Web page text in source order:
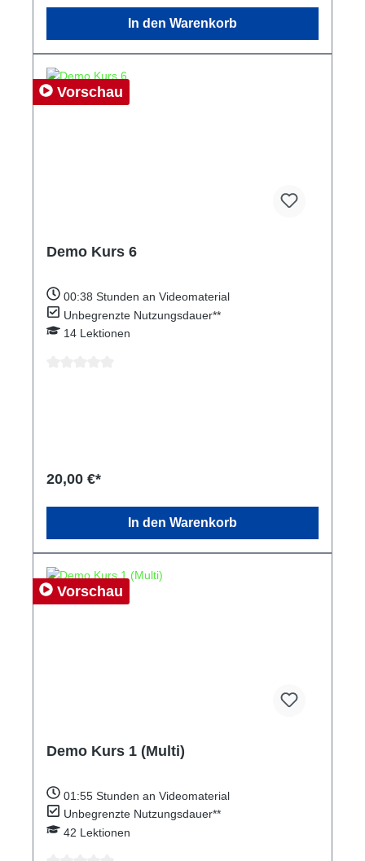
In den Warenkorb
Vorschau
Demo Kurs 6
00:38 Stunden an Videomaterial
Unbegrenzte Nutzungsdauer**
14Lektionen
20,00 €*
In den Warenkorb
Vorschau
Demo Kurs 1 (Multi)
01:55Stunden an Videomaterial
Unbegrenzte Nutzungsdauer**
42 Lektionen